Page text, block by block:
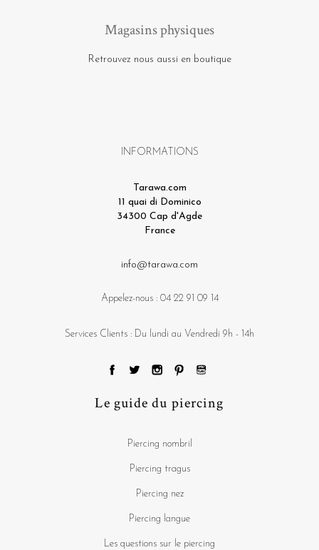
Magasins physiques
Retrouvez nous aussi en boutique
INFORMATIONS
Tarawa.com
11 quai di Dominico
34300 Cap d'Agde
France
info@tarawa.com
Appelez-nous : 04 22 91 09 14
Services Clients : Du lundi au Vendredi 9h - 14h
Le guide du piercing
Piercing nombril
Piercing tragus
Piercing nez
Piercing langue
Les questions sur le piercing